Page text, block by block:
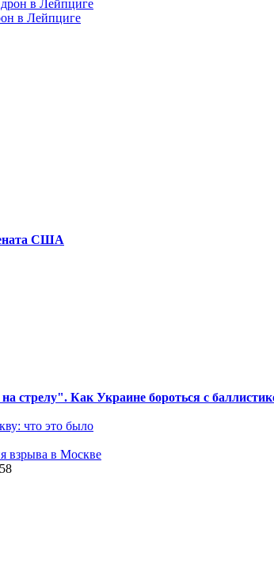
в Лейпциге
США
стрелу". Как Украине бороться с
что это было
взрыва в Москве